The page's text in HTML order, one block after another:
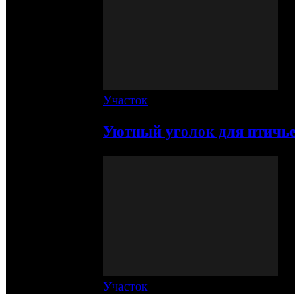
Участок
Уютный уголок для
Участок